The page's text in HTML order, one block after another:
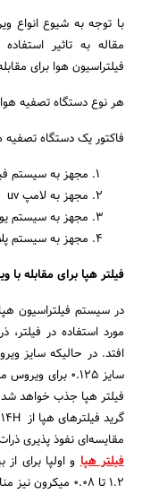
با توجه به شیوع انواع
مقاله به تاثیر
فیلتراسیون هوا برای
هر نوع دستگاه تصفیه
فاکتور یک دستگاه
مجهز به سیستم
مجهز به لامپ uv
مجهز به سیستم
مجهز به سیستم
فیلتر هپا برای مقابله با
در سیستم فیلتراسیون
سایز 0.125
فیلتر هپا جذب خواهد
مقایسه‌ای نفوذ پذیری ذرات در فیلتر هپا ۵۵
فیلتر هپا
1.2 تا 0.08 میکرون نیز مناسب خواهد بود.